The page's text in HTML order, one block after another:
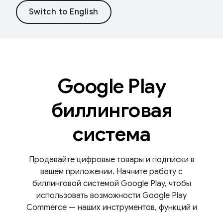
Google Play
биллинговая
система
Продавайте цифровые товары и подписки в
вашем приложении. Начните работу с
биллинговой системой Google Play, чтобы
использовать возможности Google Play
Commerce — наших инструментов, функций и